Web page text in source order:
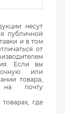
несут
публичной
и в том
от
Если вы
или
товара,
на почту
где